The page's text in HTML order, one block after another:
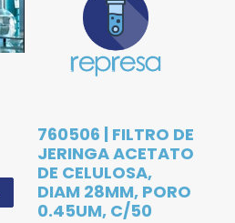
760506 | FILTRO DE
JERINGA ACETATO
DE CELULOSA,
DIAM 28MM, PORO
0.45UM, C/50